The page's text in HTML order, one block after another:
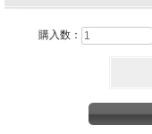
購入数：